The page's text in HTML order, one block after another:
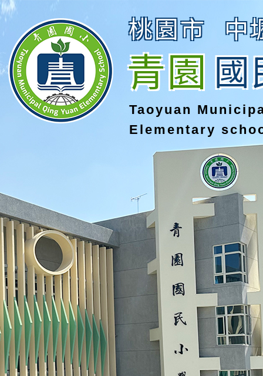
桃園市 中
青園國
Taoyuan
Elementary